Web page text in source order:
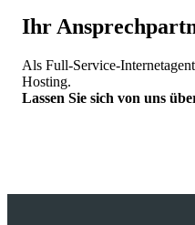
Ihr
Als Full-Service-
Hosting.
Lassen Sie sich von uns